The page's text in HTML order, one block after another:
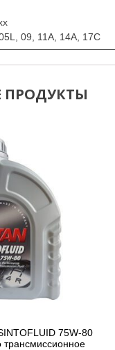
09, 11A, 14A, 17C
ПРОДУКТЫ
75W-80